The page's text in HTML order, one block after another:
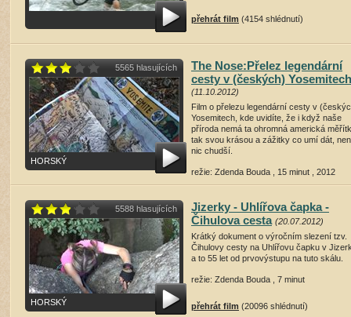
přehrát film (4154 shlédnutí)
5565 hlasujících
HORSKÝ
The Nose:Přelez legendární
cesty v (českých) Yosemitech
(11.10.2012)
Film o přelezu legendární cesty v
Yosemitech, kde uvidíte, že i když naše
příroda nemá ta ohromná americká
tak svou krásou a zážitky co umí dát,
nic chudší.
režie: Zdenda Bouda , 15 minut , 2012
5588 hlasujících
HORSKÝ
Jizerky - Uhlířova čapka -
Čihulova cesta (20.07.2012)
Krátký dokument o výročním slezení tzv.
Čihulovy cesty na Uhlířovu čapku v
a to 55 let od prvovýstupu na tuto skálu.
režie: Zdenda Bouda , 7 minut
přehrát film (20096 shlédnutí)